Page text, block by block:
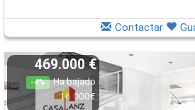
Contactar
469.000 €
-4%
Ha bajado
16.000€